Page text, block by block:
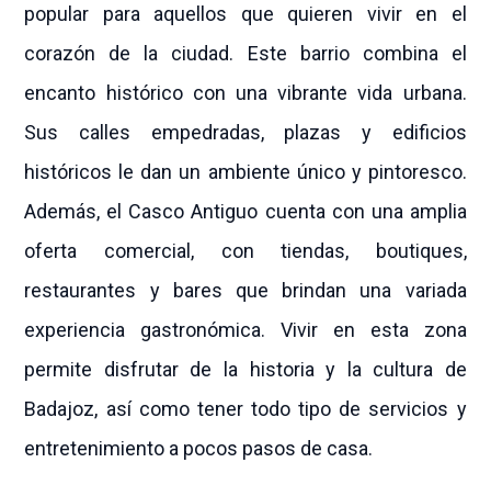
popular para aquellos que quieren vivir en el
corazón de la ciudad. Este barrio combina el
encanto histórico con una vibrante vida urbana.
Sus calles empedradas, plazas y edificios
históricos le dan un ambiente único y pintoresco.
Además, el Casco Antiguo cuenta con una amplia
oferta comercial, con tiendas, boutiques,
restaurantes y bares que brindan una variada
experiencia gastronómica. Vivir en esta zona
permite disfrutar de la historia y la cultura de
Badajoz, así como tener todo tipo de servicios y
entretenimiento a pocos pasos de casa.